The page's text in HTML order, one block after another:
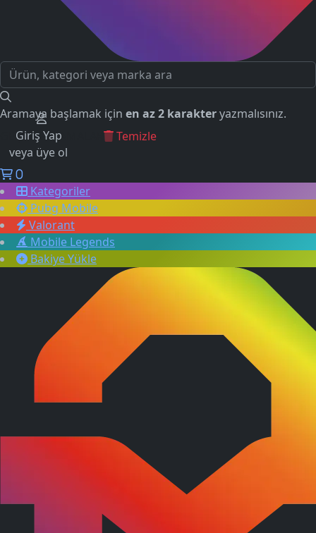
Aramaya başlamak için en az 2 karakteryazmalısınız.
GEÇMİŞ ARAMALAR
Temizle
Giriş Yap
veya üye ol
0
Kategoriler
Pubg Mobile
Valorant
Mobile Legends
Bakiye Yükle